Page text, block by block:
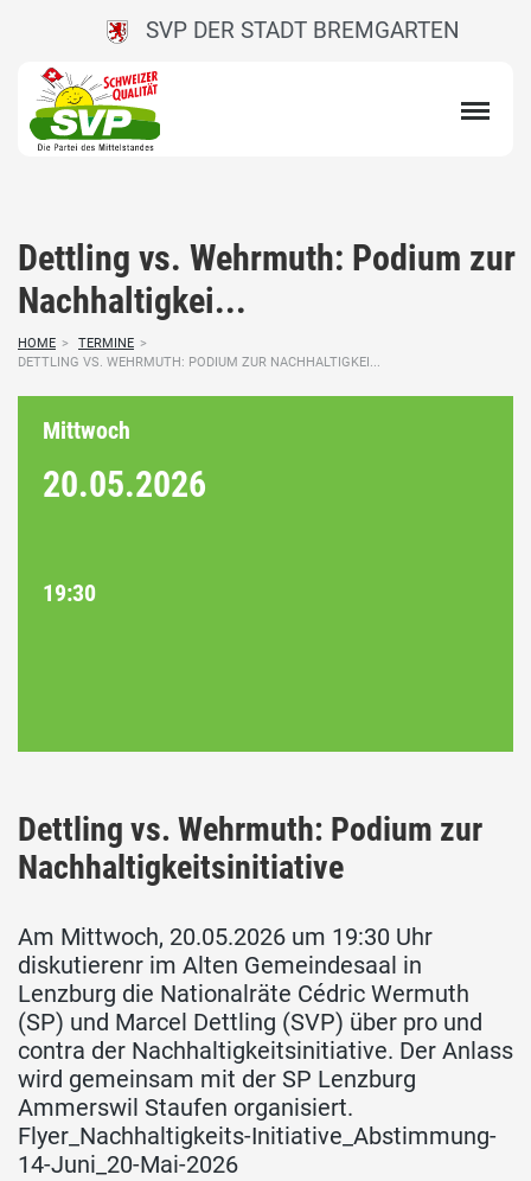
SVP DER STADT BREMGARTEN
Dettling vs. Wehrmuth: Podium zur
Nachhaltigkei...
HOME > TERMINE >
DETTLING VS. WEHRMUTH: PODIUM ZUR NACHHALTIGKEI...
Mittwoch
20.05.2026
19:30
Dettling vs. Wehrmuth: Podium zur
Nachhaltigkeitsinitiative
Am Mittwoch, 20.05.2026 um 19:30 Uhr
diskutierenr im Alten Gemeindesaal in
Lenzburg die Nationalräte Cédric Wermuth
(SP) und Marcel Dettling (SVP) über pro und
contra der Nachhaltigkeitsinitiative. Der Anlass
wird gemeinsam mit der SP Lenzburg
Ammerswil Staufen organisiert.
Flyer_Nachhaltigkeits-Initiative_Abstimmung-
14-Juni_20-Mai-2026